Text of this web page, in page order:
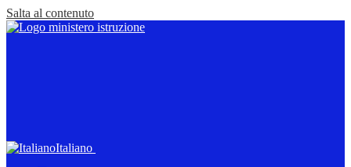
Salta al contenuto
Italiano